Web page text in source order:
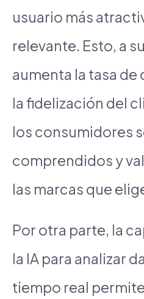
usuario más
relevante. Esto, a
aumenta la tasa
la fidelización del
los consumidores
comprendidos y
las marcas que
Por otra parte, la
la IA para analizar
tiempo real